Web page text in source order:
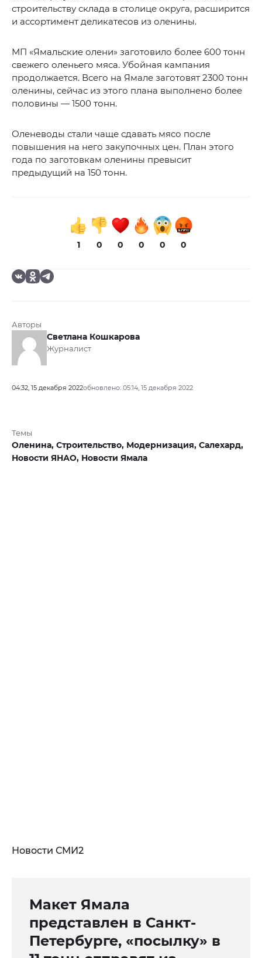
строительству склада в столице округа, расширится
и ассортимент деликатесов из оленины.
МП «Ямальские олени» заготовило более 600 тонн
свежего оленьего мяса. Убойная кампания
продолжается. Всего на Ямале заготовят 2300 тонн
оленины, сейчас из этого плана выполнено более
половины — 1500 тонн.
Оленеводы стали чаще сдавать мясо после
повышения на него закупочных цен. План этого
года по заготовкам оленины превысит
предыдущий на 150 тонн.
1 0 0 0 0 0
Авторы
Светлана Кошкарова
Журналист
04:32, 15 декабря 2022обновлено: 05:14, 15 декабря 2022
Темы
Оленина, Строительство, Модернизация, Салехард,
Новости ЯНАО, Новости Ямала
Новости СМИ2
Макет Ямала
представлен в Санкт-
Петербурге, «посылку» в